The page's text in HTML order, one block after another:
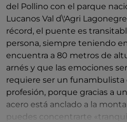
del Pollino con el parque
Lucanos Val d\'Agri
récord, el puente es
persona, siempre teniendo
encuentra a 80 metros de
arnés y que las emociones
requiere ser un funambulista
profesión, porque gracias a
acero está anclado a la
puedes concentrarte